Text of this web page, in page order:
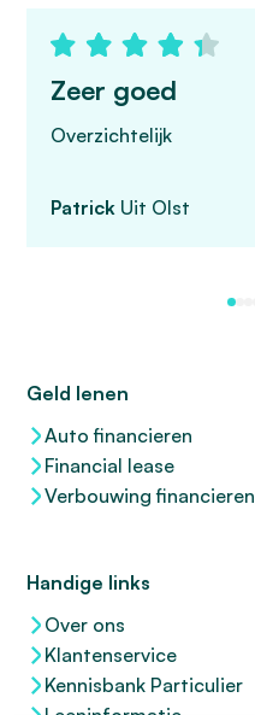
Zeer goed
Overzichtelijk
Patrick Uit Olst
Geld lenen
Auto financieren
Financial lease
Verbouwing financieren
Handige links
Over ons
Klantenservice
Kennisbank Particulier